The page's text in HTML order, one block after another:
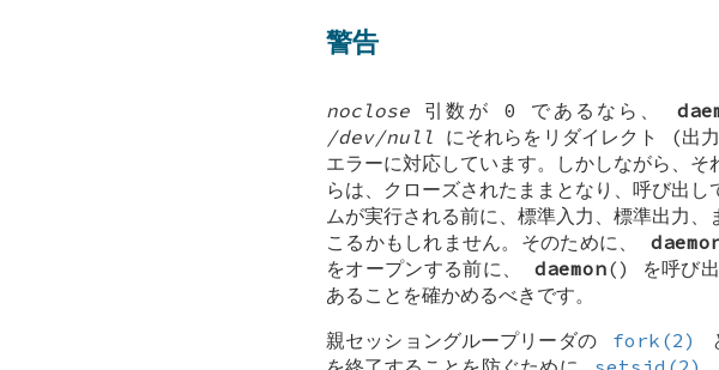
警告
noclose 引数が 0 であるなら、
/dev/null にそれらをリダイレクト (出
エラーに対応しています。しかしながら、
らは、クローズされたままとなり、呼び出
ムが実行される前に、標準入力、標準出力
こるかもしれません。そのために、
をオープンする前に、 daemon() を呼び出
あることを確かめるべきです。
親セッショングループリーダの
fork(2)